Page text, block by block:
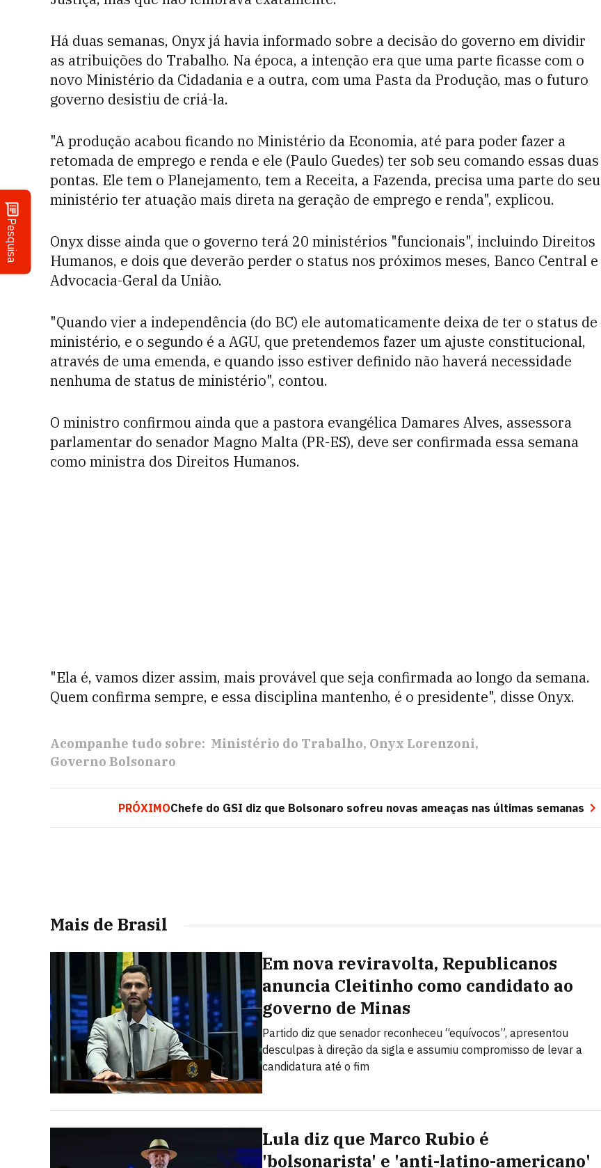
Pesquisa
Há duas semanas, Onyx já havia informado sobre a decisão do governo em dividir
as atribuições do Trabalho. Na época, a intenção era que uma parte ficasse com o
novo Ministério da Cidadania e a outra, com uma Pasta da Produção, mas o futuro
governo desistiu de criá-la.
"A produção acabou ficando no Ministério da Economia, até para poder fazer a
retomada de emprego e renda e ele (Paulo Guedes) ter sob seu comando essas duas
pontas. Ele tem o Planejamento, tem a Receita, a Fazenda, precisa uma parte do seu
ministério ter atuação mais direta na geração de emprego e renda", explicou.
Onyx disse ainda que o governo terá 20 ministérios "funcionais", incluindo Direitos
Humanos, e dois que deverão perder o status nos próximos meses, Banco Central e
Advocacia-Geral da União.
"Quando vier a independência (do BC) ele automaticamente deixa de ter o status de
ministério, e o segundo é a AGU, que pretendemos fazer um ajuste constitucional,
através de uma emenda, e quando isso estiver definido não haverá necessidade
nenhuma de status de ministério", contou.
O ministro confirmou ainda que a pastora evangélica Damares Alves, assessora
parlamentar do senador Magno Malta (PR-ES), deve ser confirmada essa semana
como ministra dos Direitos Humanos.
"Ela é, vamos dizer assim, mais provável que seja confirmada ao longo da semana.
Quem confirma sempre, e essa disciplina mantenho, é o presidente", disse Onyx.
Acompanhe tudo sobre: Ministério do Trabalho Onyx Lorenzoni
Governo Bolsonaro
PRÓXIMOChefe do GSI diz que Bolsonaro sofreu novas ameaças nas últimas semanas
Mais de Brasil
Em nova reviravolta, Republicanos
anuncia Cleitinho como candidato ao
governo de Minas
Partido diz que senador reconheceu “equívocos”, apresentou
desculpas à direção da sigla e assumiu compromisso de levar a
candidatura até o fim
Lula diz que Marco Rubio é
'bolsonarista' e 'anti-latino-americano'